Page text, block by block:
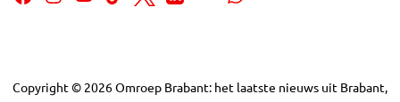
Copyright © 2026Omroep Brabant: het laatste nieuws uit Brabant,